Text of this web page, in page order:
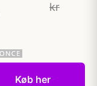
kr
Køb her